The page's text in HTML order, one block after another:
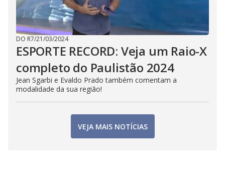
DO R7/21/03/2024
ESPORTE RECORD: Veja um Raio-X
completo do Paulistão 2024
Jean Sgarbi e Evaldo Prado também comentam a
modalidade da sua região!
VEJA MAIS NOTÍCIAS